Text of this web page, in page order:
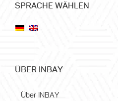
SPRACHE WÄHLEN
ÜBER INBAY
Über INBAY